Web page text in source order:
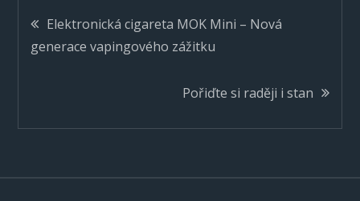
Navigace
pro
příspěvek
Elektronická cigareta MOK Mini – Nová
generace vapingového zážitku
Pořiďte si raději i stan